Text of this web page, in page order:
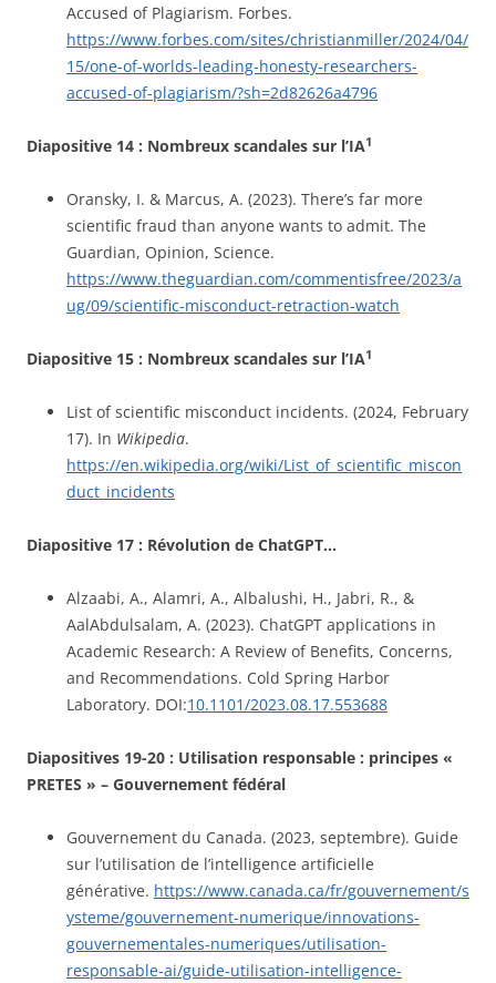
Accused of Plagiarism. Forbes.
https://www.forbes.com/sites/christianmiller/2024/04/
15/one-of-worlds-leading-honesty-researchers-
accused-of-plagiarism/?sh=2d82626a4796
Diapositive 14 : Nombreux scandales sur l’IA1
Oransky, I. & Marcus, A. (2023). There’s far more
scientific fraud than anyone wants to admit. The
Guardian, Opinion, Science.
https://www.theguardian.com/commentisfree/2023/a
ug/09/scientific-misconduct-retraction-watch
Diapositive 15 : Nombreux scandales sur l’IA1
List of scientific misconduct incidents. (2024, February
17). In Wikipedia.
https://en.wikipedia.org/wiki/List_of_scientific_miscon
duct_incidents
Diapositive 17 : Révolution de ChatGPT…
Alzaabi, A., Alamri, A., Albalushi, H., Jabri, R., &
AalAbdulsalam, A. (2023). ChatGPT applications in
Academic Research: A Review of Benefits, Concerns,
and Recommendations. Cold Spring Harbor
Laboratory. DOI:10.1101/2023.08.17.553688
Diapositives 19-20 : Utilisation responsable : principes «
PRETES » – Gouvernement fédéral
Gouvernement du Canada. (2023, septembre). Guide
sur l’utilisation de l’intelligence artificielle
générative. https://www.canada.ca/fr/gouvernement/s
ysteme/gouvernement-numerique/innovations-
gouvernementales-numeriques/utilisation-
responsable-ai/guide-utilisation-intelligence-